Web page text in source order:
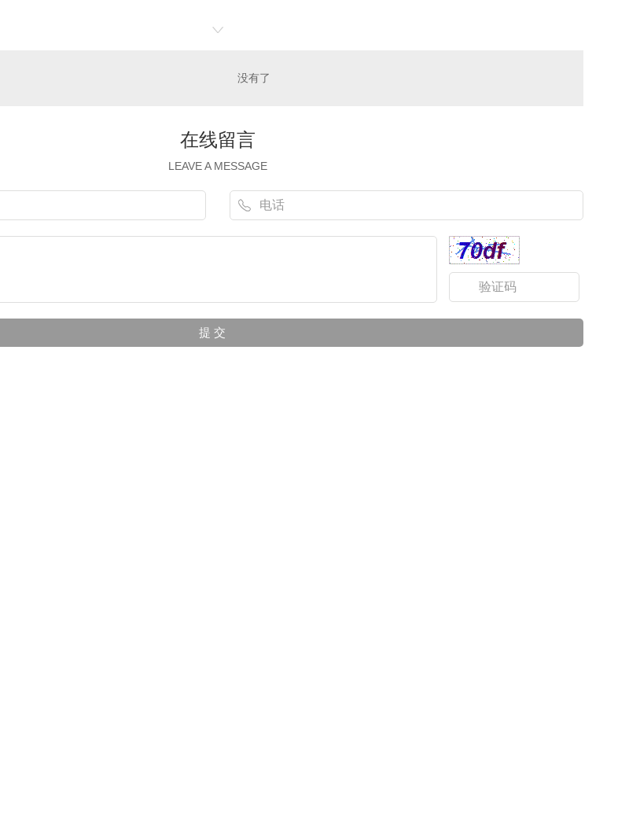
没有了
在线留言
LEAVE A MESSAGE